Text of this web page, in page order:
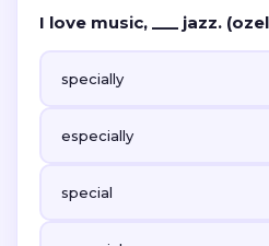
I love music, ___ jazz.
specially
especially
special